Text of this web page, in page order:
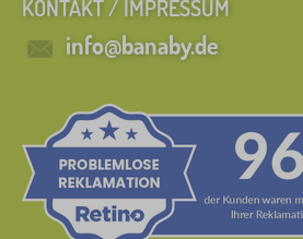
KONTAKT / IMPRESSUM
info@banaby.de